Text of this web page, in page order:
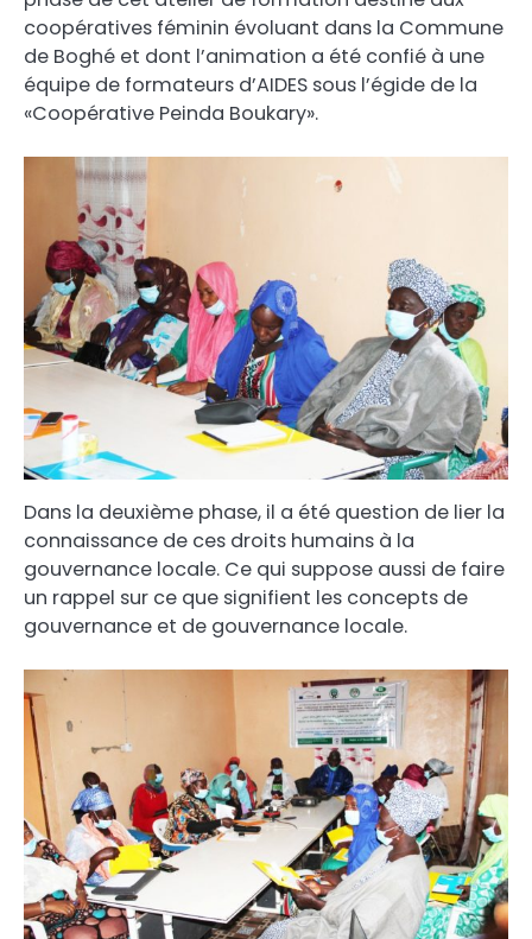
coopératives féminin évoluant dans la Commune
de Boghé et dont l’animation a été confié à une
équipe de formateurs d’AIDES sous l’égide de la
«Coopérative Peinda Boukary».
Dans la deuxième phase, il a été question de lier la
connaissance de ces droits humains à la
gouvernance locale. Ce qui suppose aussi de faire
un rappel sur ce que signifient les concepts de
gouvernance et de gouvernance locale.